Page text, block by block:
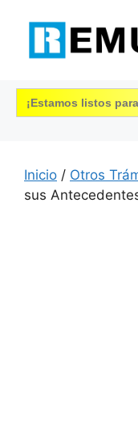
contenido
Buscar:
Inicio / Otros
sus